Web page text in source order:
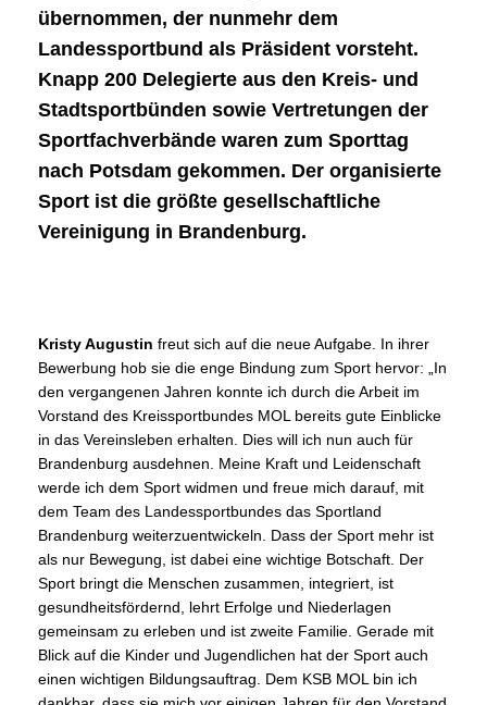
übernommen, der nunmehr dem
Landessportbund als Präsident vorsteht.
Knapp 200 Delegierte aus den Kreis- und
Stadtsportbünden sowie Vertretungen der
Sportfachverbände waren zum Sporttag
nach Potsdam gekommen. Der organisierte
Sport ist die größte gesellschaftliche
Vereinigung in Brandenburg.
Kristy Augustin freut sich auf die neue Aufgabe. In ihrer
Bewerbung hob sie die enge Bindung zum Sport hervor: „In
den vergangenen Jahren konnte ich durch die Arbeit im
Vorstand des Kreissportbundes MOL bereits gute Einblicke
in das Vereinsleben erhalten. Dies will ich nun auch für
Brandenburg ausdehnen. Meine Kraft und Leidenschaft
werde ich dem Sport widmen und freue mich darauf, mit
dem Team des Landessportbundes das Sportland
Brandenburg weiterzuentwickeln. Dass der Sport mehr ist
als nur Bewegung, ist dabei eine wichtige Botschaft. Der
Sport bringt die Menschen zusammen, integriert, ist
gesundheitsfördernd, lehrt Erfolge und Niederlagen
gemeinsam zu erleben und ist zweite Familie. Gerade mit
Blick auf die Kinder und Jugendlichen hat der Sport auch
einen wichtigen Bildungsauftrag. Dem KSB MOL bin ich